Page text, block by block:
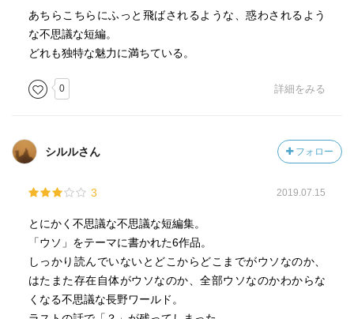
あちらこちらにふっと飛ばされるような、惑わされるよう
な不思議な短編。
どれも独特な魅力に満ちている。
0 詳細をみる
シルルさん フォロー
3 2019.07.15
とにかく不思議な不思議な短編集。
「ウソ」をテーマに書かれた6作品。
しっかり読んでいないとどこからどこまでがウソなのか、
はたまた存在自体がウソなのか、全部ウソなのかわからな
くなる不思議な長野ワールド。